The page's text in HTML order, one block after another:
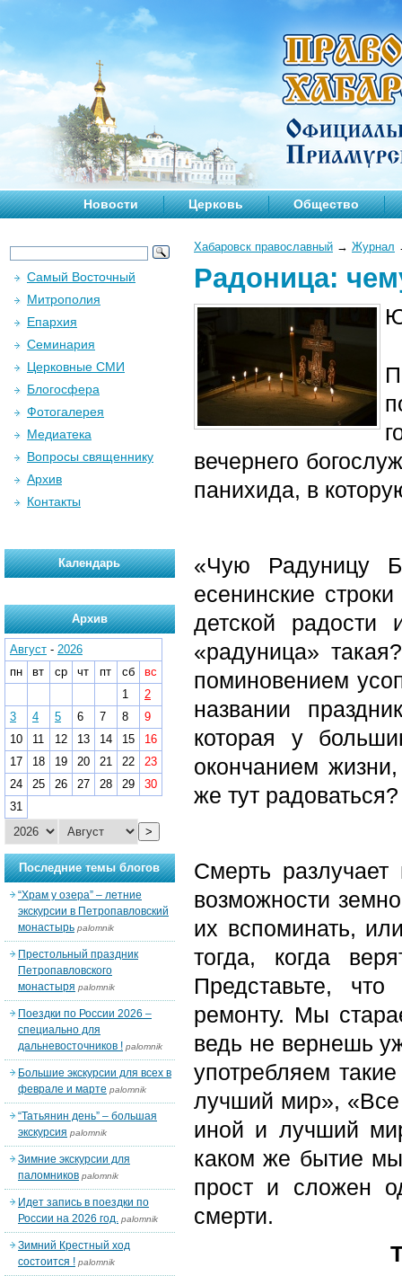
Новости Церковь Общество
Хабаровск православный → Журнал
Радоница:
вечернего
панихида, в
«Чую Радуницу
есенинские
детской
«радуница»
поминовением
названии
которая у
окончанием
же тут радоваться?
Смерть
возможности
их вспоминать,
тогда, когда
Представьте,
ремонту. Мы
ведь не вернешь
употребляем
лучший мир»,
иной и лучший
каком же бытие
прост и сложен
смерти.
Самый Восточный
Митрополия
Епархия
Семинария
Церковные СМИ
Блогосфера
Фотогалерея
Медиатека
Вопросы священнику
Архив
Контакты
Календарь
Архив
Август - 2026
пн
вт ср чт пт сб
вс
1
2
3
4 5 6 7 8
9
10
11 12 13 14 15
16
17
18 19 20 21 22
23
24
25 26 27 28 29
30
31
>
Последние темы блогов
“Храм у озера” – летние
экскурсии в Петропавловский
монастырь palomnik
Престольный праздник
Петропавловского
монастыря palomnik
Поездки по России 2026 –
специально для
дальневосточников ! palomnik
Большие экскурсии для всех в
феврале и марте palomnik
“Татьянин день” – большая
экскурсия palomnik
Зимние экскурсии для
паломников palomnik
Идет запись в поездки по
России на 2026 год. palomnik
Зимний Крестный ход
состоится ! palomnik